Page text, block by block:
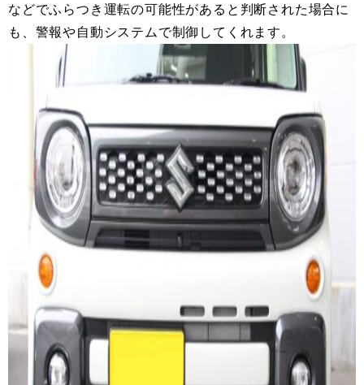
などでふらつき運転の可能性があると判断された場合に
も、警報や自動システムで制御してくれます。